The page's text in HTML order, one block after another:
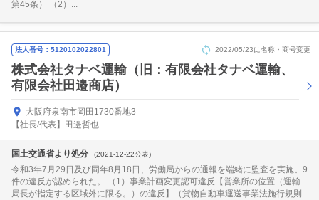
第45条） （2）...
法人番号：5120102022801 2022/05/23に名称・商号変更
株式会社タナベ運輸（旧：有限会社タナベ運輸、
有限会社田邉商店）
大阪府泉南市岡田1730番地3
【社長/代表】田邉哲也
国土交通省より処分 (2021-12-22公表)
令和3年7月29日及び同年8月18日、労働局からの通報を端緒に監査を実施。9
件の違反が認められた。 （1）事業計画変更認可違反【営業所の位置（運輸
局長が指定する区域外に限る。）の違反】（貨物自動車運送事業法施行規則